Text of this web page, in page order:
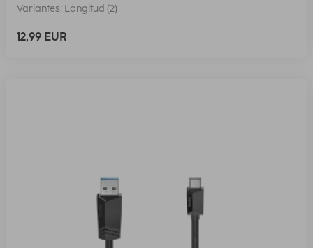
Variantes: Longitud (2)
12,99 EUR